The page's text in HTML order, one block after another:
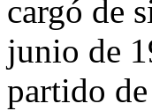
cargó de
junio de
partido